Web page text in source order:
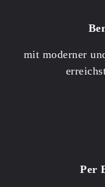
mit moderner
Per